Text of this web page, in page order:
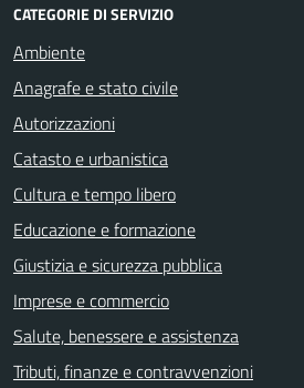
CATEGORIE DI SERVIZIO
Ambiente
Anagrafe e stato civile
Autorizzazioni
Catasto e urbanistica
Cultura e tempo libero
Educazione e formazione
Giustizia e sicurezza pubblica
Imprese e commercio
Salute, benessere e assistenza
Tributi, finanze e contravvenzioni